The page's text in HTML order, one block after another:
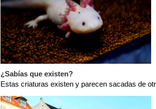
¿Sabías que existen?
Estas criaturas existen y parecen sacadas de